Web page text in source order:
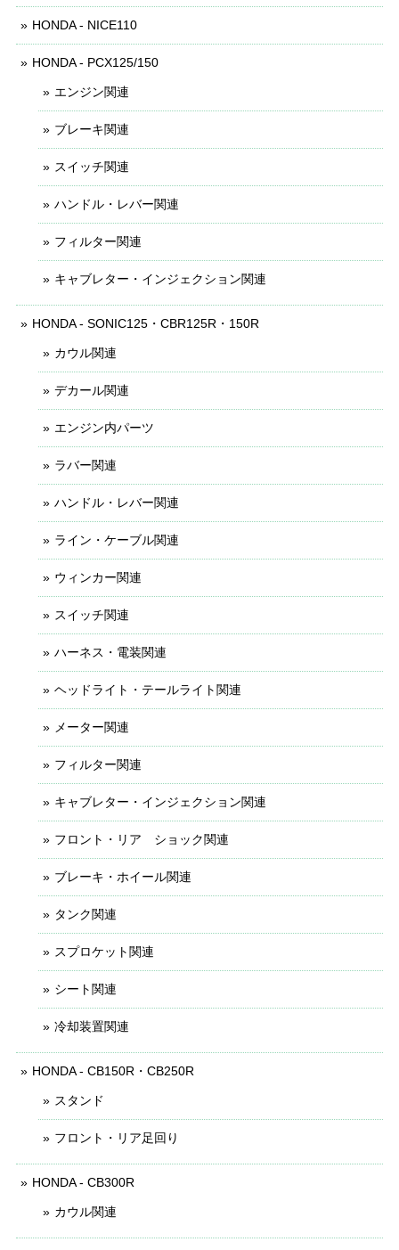
HONDA - NICE110
HONDA - PCX125/150
エンジン関連
ブレーキ関連
スイッチ関連
ハンドル・レバー関連
フィルター関連
キャブレター・インジェクション関連
HONDA - SONIC125・CBR125R・150R
カウル関連
デカール関連
エンジン内パーツ
ラバー関連
ハンドル・レバー関連
ライン・ケーブル関連
ウィンカー関連
スイッチ関連
ハーネス・電装関連
ヘッドライト・テールライト関連
メーター関連
フィルター関連
キャブレター・インジェクション関連
フロント・リア ショック関連
ブレーキ・ホイール関連
タンク関連
スプロケット関連
シート関連
冷却装置関連
HONDA - CB150R・CB250R
スタンド
フロント・リア足回り
HONDA - CB300R
カウル関連